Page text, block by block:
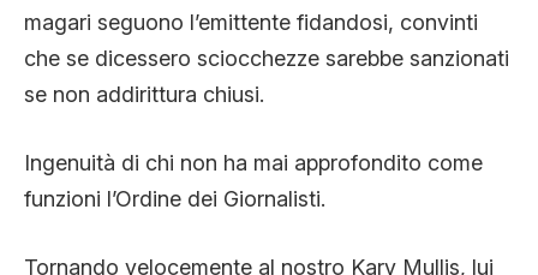
magari seguono l’emittente fidandosi, convinti
che se dicessero sciocchezze sarebbe sanzionati
se non addirittura chiusi.
Ingenuità di chi non ha mai approfondito come
funzioni l’Ordine dei Giornalisti.
Tornando velocemente al nostro Kary Mullis, lui